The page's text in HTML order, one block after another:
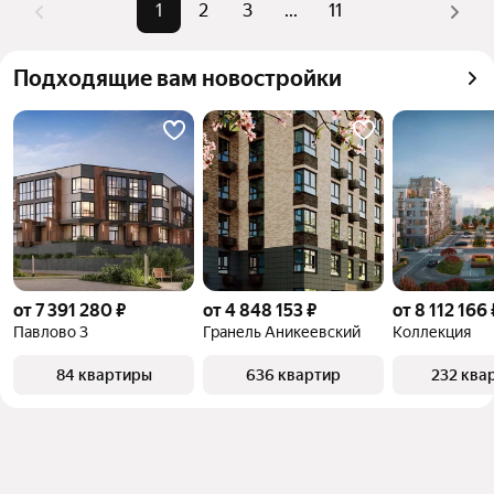
можете отсортировать результаты по стоимости
квадратного метра или площади
1 2 3 ... 11
Подходящие вам новостройки
от 7 391 280 ₽
Павлово 3
84 квартиры
от 4 848 153 ₽
Гранель Аникеевский
636 квартир
от 8 112 166
Коллекция
232